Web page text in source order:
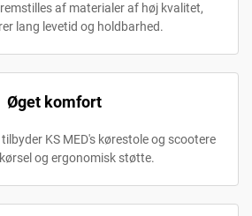
af materialer af høj kvalitet,
lang levetid og holdbarhed.
Øget komfort
KS MED's kørestole og scootere
og ergonomisk støtte.